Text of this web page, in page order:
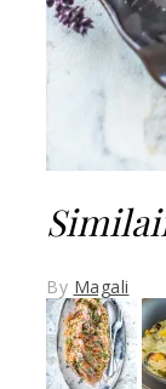
By Magali